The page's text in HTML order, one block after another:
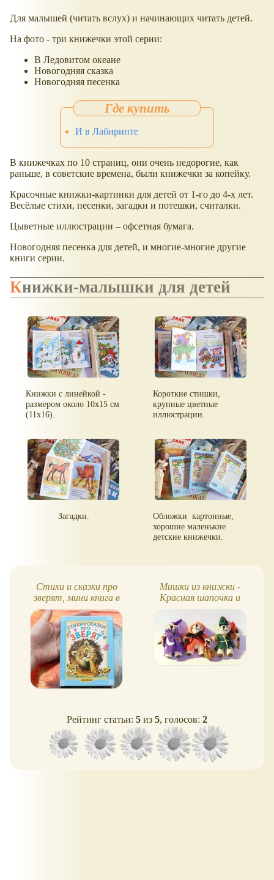
Для малышей (читать вслух) и начинающих читать детей.
На фото - три книжечки этой серии:
В Ледовитом океане
Новогодняя сказка
Новогодняя песенка
И в Лабиринте
В книжечках по 10 страниц, они очень недорогие, как
раньше, в советские времена, были книжечки за копейку.
Красочные книжки-картинки для детей от 1-го до 4-х лет.
Весёлые стихи, песенки, загадки и потешки, считалки.
Цыветные иллюстрации – офсетная бумага.
Новогодняя песенка для детей, и многие-многие другие
книги серии.
Книжки-малышки для детей
Книжки с линейкой -
размером около 10х15 см
(11х16).
Короткие стишки,
крупные цветные
иллюстрации.
Загадки.
Обложки картонные,
хорошие маленькие
детские книжечки.
Стихи и сказки про
зверят, мини книга в
твёрдой обложке
Мишки из книжки -
Красная шапочка и
Рейтинг статьи: 5 из 5, голосов: 2